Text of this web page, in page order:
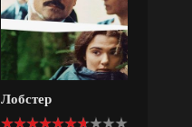
Лобстер